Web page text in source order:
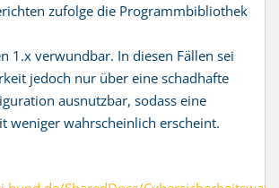
zufolge die Programmbibliothek
1.x verwundbar. In diesen Fällen sei
jedoch nur über eine schadhafte
ausnutzbar, sodass eine
weniger wahrscheinlich erscheint.